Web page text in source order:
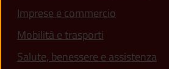
Imprese e commercio
Mobilità e trasporti
Salute, benessere e assistenza